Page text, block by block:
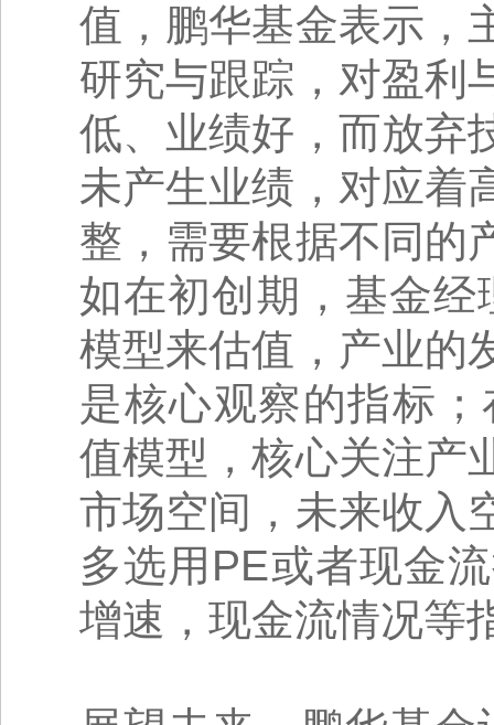
值，鹏华基金表示，
研究与跟踪，对盈利
低、业绩好，而放弃
未产生业绩，对应着
整，需要根据不同的
如在初创期，基金
模型来估值，产业的
是核心观察的指标
值模型，核心关注产
市场空间，未来收入
多选用PE或者现金
增速，现金流情况等